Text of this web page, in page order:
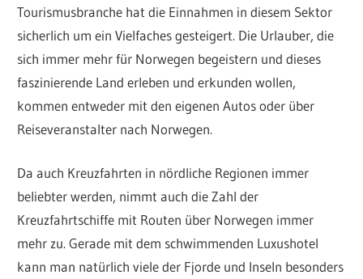
Tourismusbranche hat die Einnahmen in diesem Sektor
sicherlich um ein Vielfaches gesteigert. Die Urlauber, die
sich immer mehr für Norwegen begeistern und dieses
faszinierende Land erleben und erkunden wollen,
kommen entweder mit den eigenen Autos oder über
Reiseveranstalter nach Norwegen.
Da auch Kreuzfahrten in nördliche Regionen immer
beliebter werden, nimmt auch die Zahl der
Kreuzfahrtschiffe mit Routen über Norwegen immer
mehr zu. Gerade mit dem schwimmenden Luxushotel
kann man natürlich viele der Fjorde und Inseln besonders